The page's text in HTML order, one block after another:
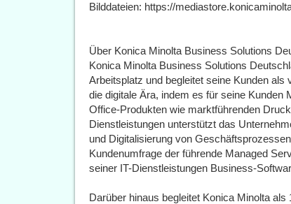
Bilddateien: https://
Über Konica Minolta Business Solutions
Konica Minolta Business Solutions
Arbeitsplatz und begleitet seine Kunden
die digitale Ära, indem es für seine
Office-Produkten wie marktführenden
Dienstleistungen unterstützt das
und Digitalisierung von
Kundenumfrage der führende Managed
seiner IT-Dienstleistungen Business-
Darüber hinaus begleitet Konica Minolta